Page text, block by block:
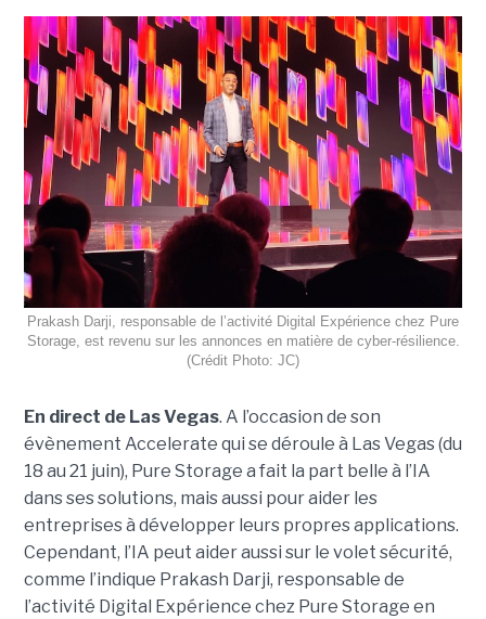
Prakash Darji, responsable de l’activité Digital Expérience chez Pure
Storage, est revenu sur les annonces en matière de cyber-résilience.
(Crédit Photo: JC)
En direct de Las Vegas. A l’occasion de son
évènement Accelerate qui se déroule à Las Vegas (du
18 au 21 juin), Pure Storage a fait la part belle à l’IA
dans ses solutions, mais aussi pour aider les
entreprises à développer leurs propres applications.
Cependant, l’IA peut aider aussi sur le volet sécurité,
comme l’indique Prakash Darji, responsable de
l’activité Digital Expérience chez Pure Storage en